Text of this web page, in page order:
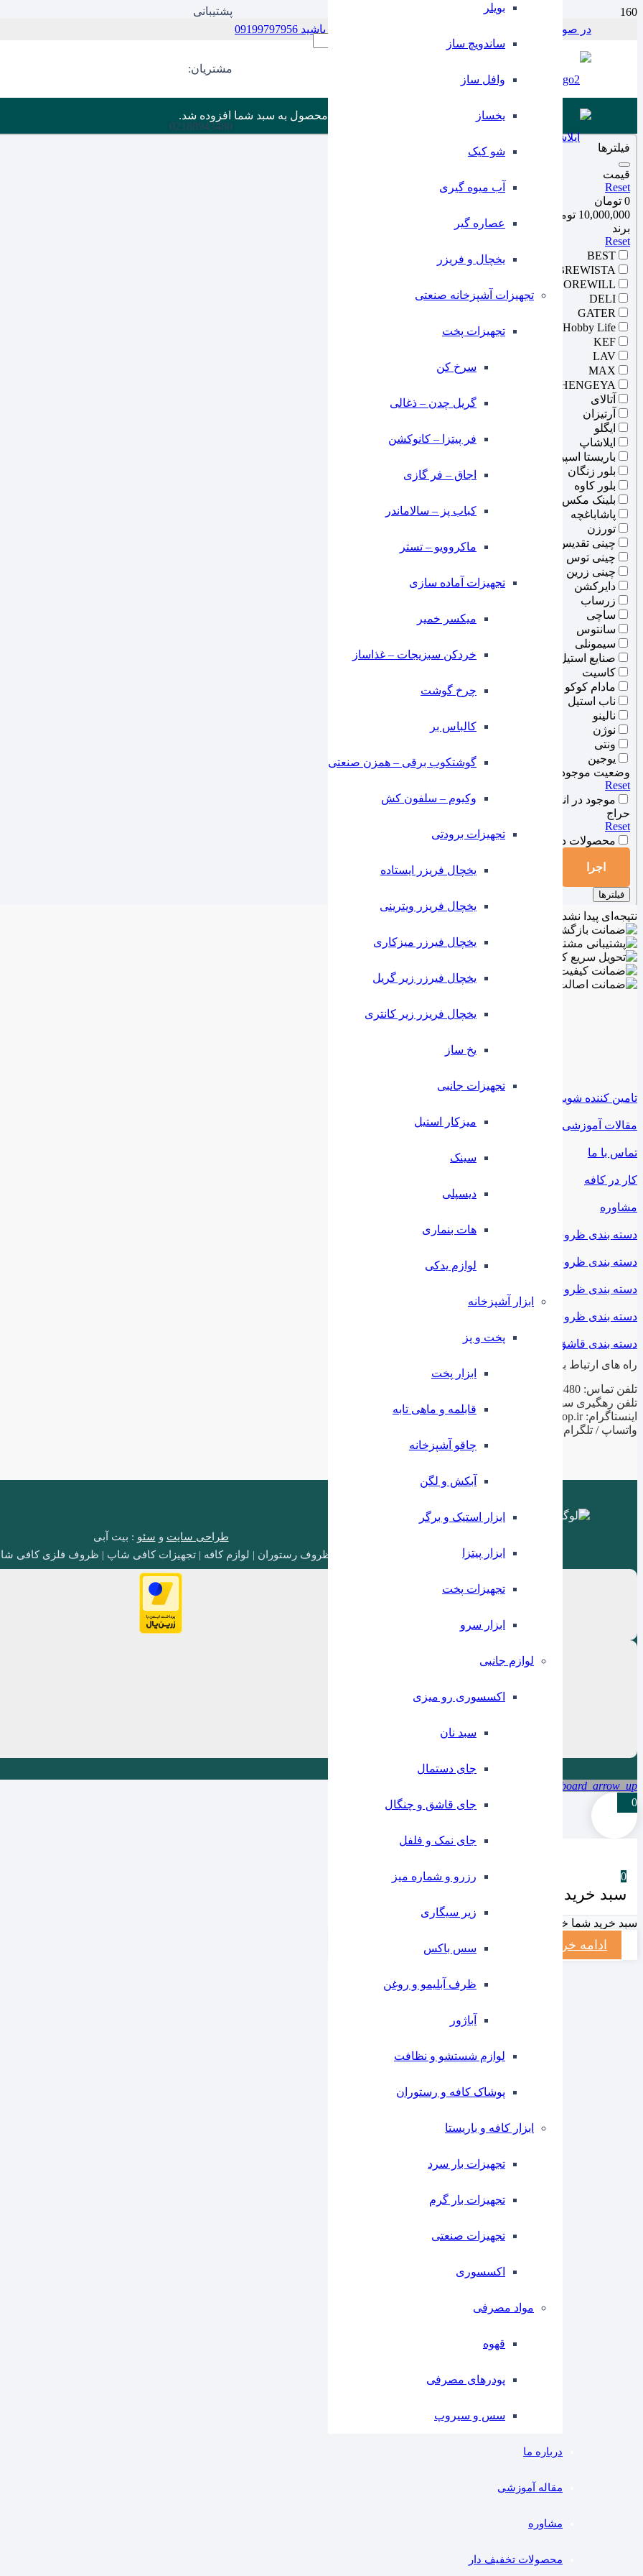
در صورت بروز مشکل در پرداخت با این شماره در ارتباط باشید 09199797956
Products search
پشتیبانی
مشتریان:
02188943480
بویلر
ساندویچ ساز
وافل ساز
یخساز
شو کیک
آب میوه گیری
عصاره گیر
یخچال و فریزر
تجهیزات آشپزخانه صنعتی
تجهیزات پخت
سرخ کن
گریل چدن – ذغالی
فر پیتزا – کانوکشن
⁠اجاق – فر گازی
کباب پز – سالاماندر
ماکروویو – تستر
تجهیزات آماده سازی
میکسر خمیر
خردکن سبزیجات – غذاساز
چرخ گوشت
کالباس بر
گوشتکوب برقی – همزن صنعتی
وکیوم – سلفون کش
تجهیزات برودتی
یخچال فریزر ایستاده
یخچال فریزر ویترینی
یخچال فیرزر میزکاری
یخچال فیرزر زیر گریل
یخچال فریزر زیر کانتری
⁠یخ ساز
تجهیزات جانبی
میزکار استیل
سینک
دیسپلی
هات بنماری
لوازم یدکی
ابزار آشپزخانه
پخت و پز
ابزار پخت
قابلمه و ماهی تابه
چاقو آشپزخانه
آبکش و لگن
ابزار استیک و برگر
ابزار پیتزا
تجهیزات پخت
ابزار سرو
لوازم جانبی
اکسسوری رو میزی
سبد نان
جای دستمال
جای قاشق و چنگال
جای نمک و فلفل
رزرو و شماره میز
زیر سیگاری
سس باکس
ظرف آبلیمو و روغن
آباژور
لوازم شستشو و نظافت
پوشاک کافه و رستوران
ابزار کافه و باریستا
تجهیزات بار سرد
تجهیزات بار گرم
تجهیزات صنعتی
اکسسوری
مواد مصرفی
قهوه
پودرهای مصرفی
سس و سیروپ
درباره ما
مقاله آموزشی
مشاوره
محصولات تخفیف دار
محصول به سبد شما افزوده شد.
فیلترها
قیمت
Reset
0 تومان
10,000,000 تومان
برند
Reset
BEST
BREWISTA
COREWILL
DELI
GATER
Hobby Life
KEF
LAV
MAX
SHENGEYA
آتالای
آرتیزان
ایگلو
ایلاشاپ
باریستا اسپیس
بلور زنگان
بلور کاوه
بلینک مکس
پاشاباغچه
تورزن
چینی تقدیس
چینی توس
چینی زرین
دایرکشن
زرساب
ساچی
سانتوس
سیمونلی
صنایع استیل
کاسیت
مادام کوکو
ناب استیل
نالینو
نوژن
ونتی
یوجین
وضعیت موجودی انبار
Reset
موجود در انبار
حراج
Reset
محصولات در فروش ویژه
اجرا
فیلترها
نتیجه‌ای پیدا نشد.
تامین کننده شوید
مقالات آموزشی
تماس با ما
کار در کافه
مشاوره
دسته بندی ظروف ملامین
دسته بندی ظروف استیل
دسته بندی ظروف فلزی
دسته بندی ظروف چینی
دسته بندی قاشق و چنگال
راه های ارتباط با ما
تلفن تماس: 02188943480 – 02155470813 – 02155470280
تلفن رهگیری سفارشات: 09199797956
اینستاگرام: ilashop.ir
واتساپ / تلگرام: 09199797956
طراحی سایت و سئو : بیت آبی
ظروف رستوران | لوازم کافه | تجهیزات کافی شاپ | ظروف فلزی کافی
keyboard_arrow_up
0
0
سبد خرید شما
سبد خرید شما خالیست
ادامه خرید